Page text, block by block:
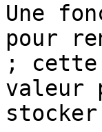
Une
pour
; cette
valeur
stocker